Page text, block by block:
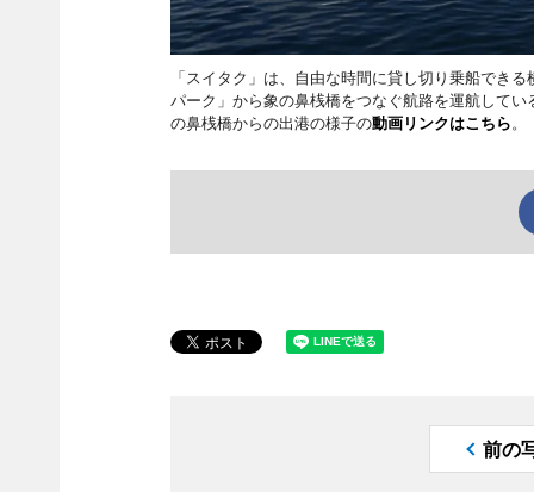
「スイタク」は、自由な時間に貸し切り乗船でき
パーク」から象の鼻桟橋をつなぐ航路を運航して
の鼻桟橋からの出港の様子の動画リンクはこちら。
前の